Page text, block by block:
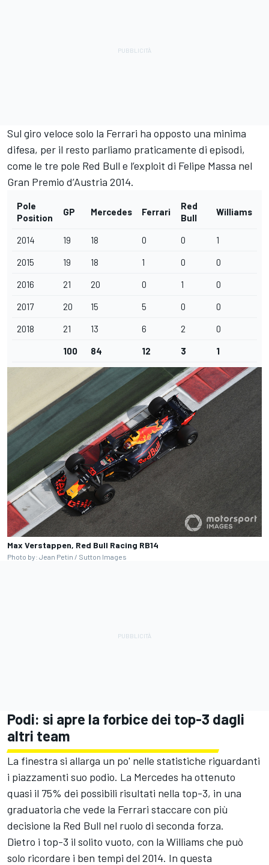
Sul giro veloce solo la Ferrari ha opposto una minima
difesa, per il resto parliamo praticamente di episodi,
come le tre pole Red Bull e l’exploit di Felipe Massa nel
Gran Premio d’Austria 2014.
Pole
Position
GP Mercedes Ferrari
Red
Bull
Williams
2014 19 18 0 0 1
2015 19 18 1 0 0
2016 21 20 0 1 0
2017 20 15 5 0 0
2018 21 13 6 2 0
100 84 12 3 1
Max Verstappen, Red Bull Racing RB14
Photo by: Jean Petin / Sutton Images
Podi: si apre la forbice dei top-3 dagli
altri team
La finestra si allarga un po' nelle statistiche riguardanti
i piazzamenti suo podio. La Mercedes ha ottenuto
quasi il 75% dei possibili risultati nella top-3, in una
graduatoria che vede la Ferrari staccare con più
decisione la Red Bull nel ruolo di seconda forza.
Dietro i top-3 il solito vuoto, con la Williams che può
solo ricordare i ben tempi del 2014. In questa